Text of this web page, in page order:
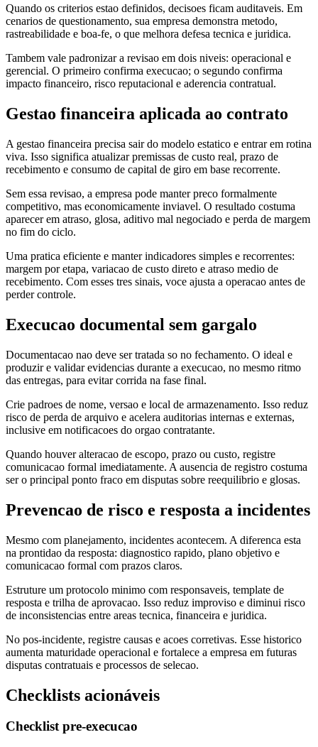
Quando os criterios estao definidos, decisoes ficam auditaveis. Em
cenarios de questionamento, sua empresa demonstra metodo,
rastreabilidade e boa-fe, o que melhora defesa tecnica e juridica.
Tambem vale padronizar a revisao em dois niveis: operacional e
gerencial. O primeiro confirma execucao; o segundo confirma
impacto financeiro, risco reputacional e aderencia contratual.
Gestao financeira aplicada ao contrato
A gestao financeira precisa sair do modelo estatico e entrar em rotina
viva. Isso significa atualizar premissas de custo real, prazo de
recebimento e consumo de capital de giro em base recorrente.
Sem essa revisao, a empresa pode manter preco formalmente
competitivo, mas economicamente inviavel. O resultado costuma
aparecer em atraso, glosa, aditivo mal negociado e perda de margem
no fim do ciclo.
Uma pratica eficiente e manter indicadores simples e recorrentes:
margem por etapa, variacao de custo direto e atraso medio de
recebimento. Com esses tres sinais, voce ajusta a operacao antes de
perder controle.
Execucao documental sem gargalo
Documentacao nao deve ser tratada so no fechamento. O ideal e
produzir e validar evidencias durante a execucao, no mesmo ritmo
das entregas, para evitar corrida na fase final.
Crie padroes de nome, versao e local de armazenamento. Isso reduz
risco de perda de arquivo e acelera auditorias internas e externas,
inclusive em notificacoes do orgao contratante.
Quando houver alteracao de escopo, prazo ou custo, registre
comunicacao formal imediatamente. A ausencia de registro costuma
ser o principal ponto fraco em disputas sobre reequilibrio e glosas.
Prevencao de risco e resposta a incidentes
Mesmo com planejamento, incidentes acontecem. A diferenca esta
na prontidao da resposta: diagnostico rapido, plano objetivo e
comunicacao formal com prazos claros.
Estruture um protocolo minimo com responsaveis, template de
resposta e trilha de aprovacao. Isso reduz improviso e diminui risco
de inconsistencias entre areas tecnica, financeira e juridica.
No pos-incidente, registre causas e acoes corretivas. Esse historico
aumenta maturidade operacional e fortalece a empresa em futuras
disputas contratuais e processos de selecao.
Checklists acionáveis
Checklist pre-execucao